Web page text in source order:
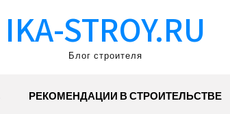
IKA-STROY.RU
Блог строителя
РЕКОМЕНДАЦИИ В СТРОИТЕЛЬСТВЕ